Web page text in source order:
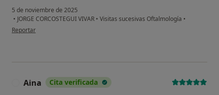
5 de noviembre de 2025
• JORGE CORCOSTEGUI VIVAR • Visitas sucesivas Oftalmología •
en opinión del usuario H.M.M
Reportar
Aina Cita verificada